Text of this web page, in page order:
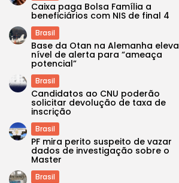
Caixa paga Bolsa Família a
beneficiários com NIS de final 4
Brasil
Base da Otan na Alemanha eleva
nível de alerta para “ameaça
potencial”
Brasil
Candidatos ao CNU poderão
solicitar devolução de taxa de
inscrição
Brasil
PF mira perito suspeito de vazar
dados de investigação sobre o
Master
Brasil